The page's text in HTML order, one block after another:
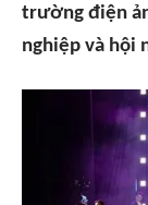
trường điện
nghiệp và hội